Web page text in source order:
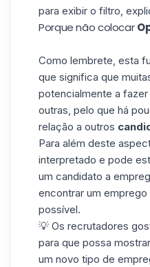
para exibir o filtro,
Porque não colocar
Como lembrete, esta
que significa que
potencialmente a
outras, pelo que há
relação a outros
Para além deste
interpretado e pode
um candidato a
encontrar um
possível.
💡 Os recrutadores
para que possa
um novo tipo de